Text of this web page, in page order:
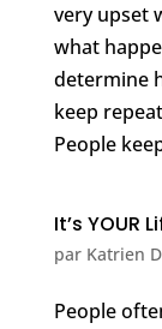
very upset
what
determine
keep
People
It’s YOUR
par Katrien
People